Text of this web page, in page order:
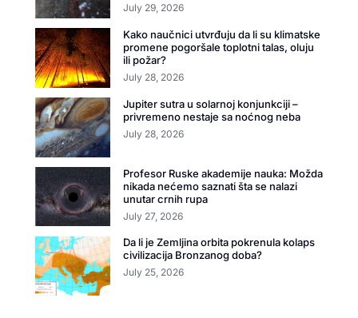
July 29, 2026
Kako naučnici utvrđuju da li su klimatske
promene pogoršale toplotni talas, oluju
ili požar?
July 28, 2026
Jupiter sutra u solarnoj konjunkciji –
privremeno nestaje sa noćnog neba
July 28, 2026
Profesor Ruske akademije nauka: Možda
nikada nećemo saznati šta se nalazi
unutar crnih rupa
July 27, 2026
Da li je Zemljina orbita pokrenula kolaps
civilizacija Bronzanog doba?
July 25, 2026